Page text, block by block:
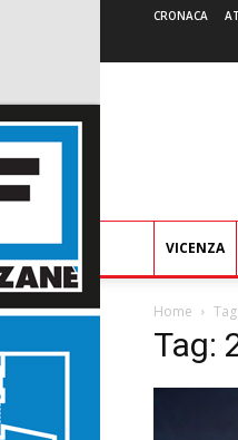
CRONACA
VICENZA
Home
Tag: